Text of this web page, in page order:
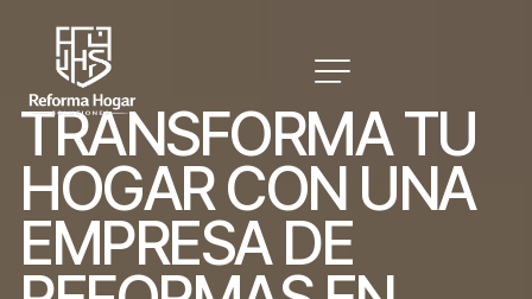
TRANSFORMATU
HOGARCON UNA
EMPRESA DE